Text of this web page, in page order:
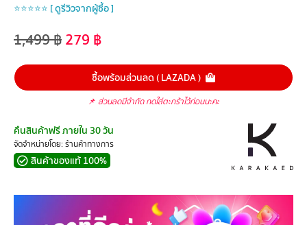
⭐⭐⭐⭐⭐ [ ดูรีวิวจากผู้ซื้อ ]
1,499฿279 ฿
ซื้อพร้อมส่วนลด ( LAZADA )
📌 ส่วนลดมีจำกัด กดใส่ตะกร้าไว้ก่อนนะคะ
คืนสินค้าฟรี ภายใน 30 วัน
จัดจำหน่ายโดย: ร้านค้าทางการ
สินค้าของแท้ 100%